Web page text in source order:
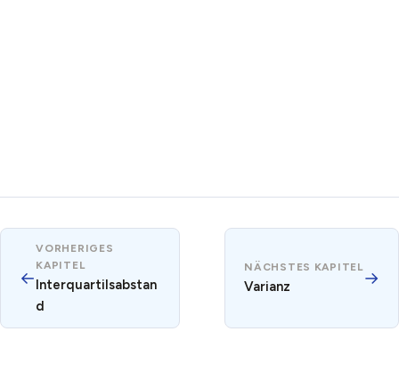
←
VORHERIGES
KAPITEL
Interquartilsabstan
d
NÄCHSTES KAPITEL
Varianz →